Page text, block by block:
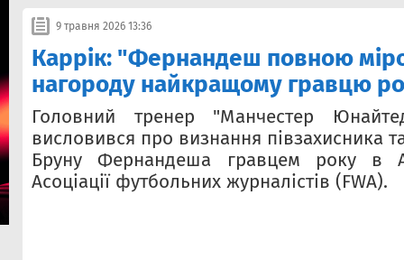
9 травня 2026 13:36
Каррік: "Фернандеш повною
нагороду найкращому гравцю
Головний тренер "Манчестер
висловився про визнання півзахисника
Бруну Фернандеша гравцем року в
Асоціації футбольних журналістів (FWA).